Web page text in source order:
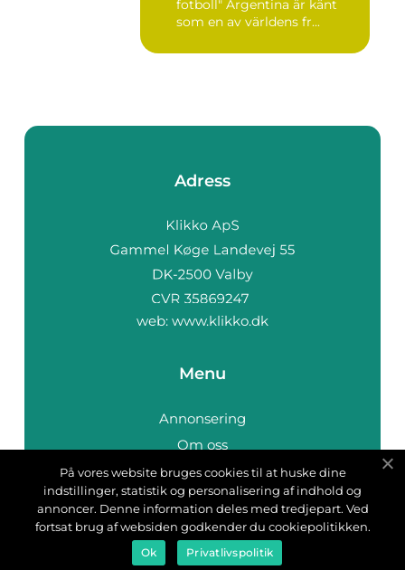
fotboll" Argentina är känt
som en av världens fr...
Adress
web: www.klikko.dk
Menu
Annonsering
Om oss
Cookies
Kontakta oss
Sitemap
På vores website bruges cookies til at huske dine
indstillinger, statistik og personalisering af indhold og
annoncer. Denne information deles med tredjepart. Ved
fortsat brug af websiden godkender du cookiepolitikken.
Ok Privatlivspolitik